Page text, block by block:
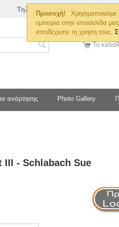
Προσοχή!
εμπειρία στην ιστοσελίδα
αποδέχεστε τη χρήση τους.
Τηλ. Παραγγελιών
Το
ανάρτησης Photo Gallery
III - Schlabach Sue